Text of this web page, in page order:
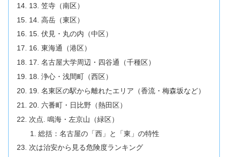
13. 笠寺（南区）
14. 高岳（東区）
15. 伏見・丸の内（中区）
16. 東海通（港区）
17. 名古屋大学周辺・四谷通（千種区）
18. 浄心・浅間町（西区）
19. 名東区の駅から離れたエリア（香流・梅森坂など）
20. 六番町・日比野（熱田区）
次点. 鳴海・左京山（緑区）
総括：名古屋の「西」と「東」の特性
次は治安から見る危険度ランキング